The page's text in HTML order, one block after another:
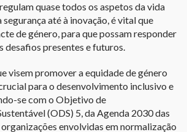
quase todos os aspetos da vida
até à inovação, é vital que
de género, para que possam responder
desafios presentes e futuros.
visem promover a equidade de género
para o desenvolvimento inclusivo e
se com o Objetivo de
(ODS) 5, da Agenda 2030 das
envolvidas em normalização